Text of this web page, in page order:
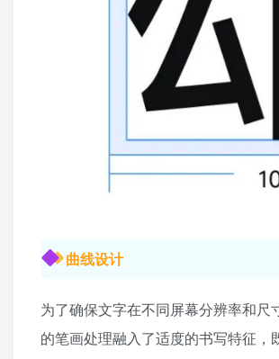
曲线设计
为了确保文字在不同屏幕分辨率和
的笔画处理融入了适度的书写特征